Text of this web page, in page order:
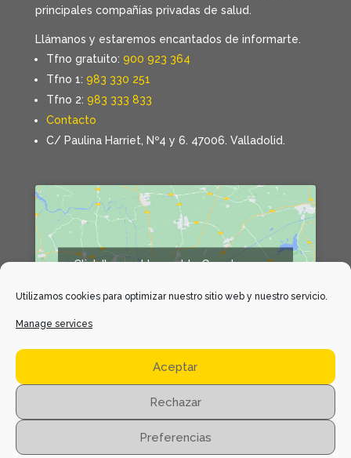
Utilizamos cookies para optimizar nuestro sitio web y nuestro servicio.
Manage services
Aceptar
Rechazar
Preferencias
principales compañías privadas de salud.
Llámanos y estaremos encantados de informarte.
Tfno gratuito: 900 923 364
Tfno 1: 983 330 251
Tfno 2: 983 333 833
Contacto
C/ Paulina Harriet, Nº4 y 6. 47006. Valladolid.
Click 'I agree' to enable Google maps